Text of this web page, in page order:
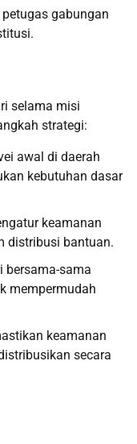
gabungan
selama misi
strategi:
awal di daerah
kebutuhan dasar
keamanan
distribusi bantuan.
bersama-sama
mempermudah
keamanan
secara